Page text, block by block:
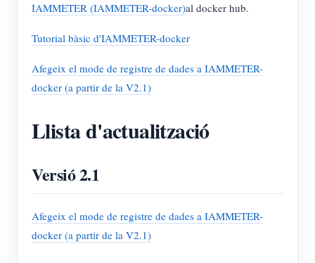
IAMMETER (IAMMETER-docker)al docker hub.
Tutorial bàsic d'IAMMETER-docker
Afegeix el mode de registre de dades a IAMMETER-
docker (a partir de la V2.1)
Llista d'actualització
Versió 2.1
Afegeix el mode de registre de dades a IAMMETER-
docker (a partir de la V2.1)